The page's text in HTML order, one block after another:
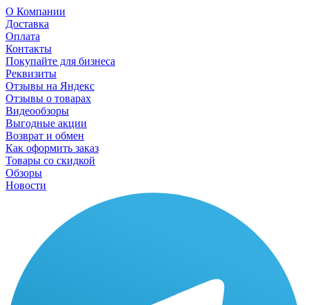
О Компании
Доставка
Оплата
Контакты
Покупайте для бизнеса
Реквизиты
Отзывы на Яндекс
Отзывы о товарах
Видеообзоры
Выгодные акции
Возврат и обмен
Как оформить заказ
Товары со скидкой
Обзоры
Новости